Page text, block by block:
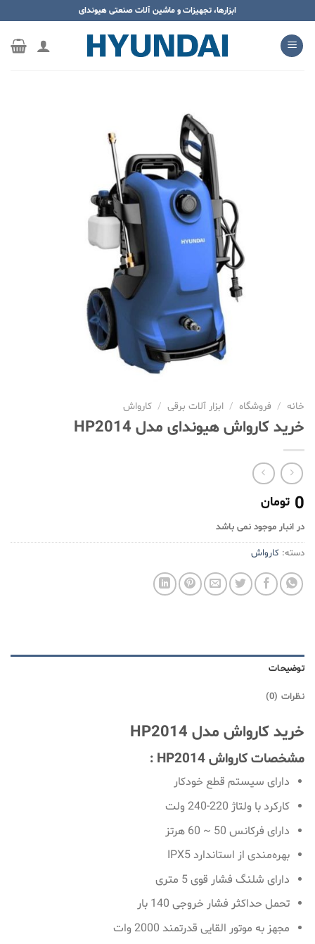
محتوا
بروید
ابزارها، تجهیزات و ماشین آلات صنعتی هیوندای
خانه / فروشگاه / ابزار آلات برقی / کارواش
خرید کارواش هیوندای مدل HP2014
0 تومان
در انبار موجود نمی باشد
دسته: کارواش
توضیحات
نظرات (0)
خرید کارواش مدل HP2014
مشخصات کارواش HP2014 :
دارای سیستم قطع خودکار
کارکرد با ولتاژ 220-240 ولت
دارای فرکانس 50 ~ 60 هرتز
بهره‌مندی از استاندارد IPX5
دارای شلنگ فشار قوی 5 متری
تحمل حداکثر فشار خروجی 140 بار
مجهز به موتور القایی قدرتمند 2000 وات